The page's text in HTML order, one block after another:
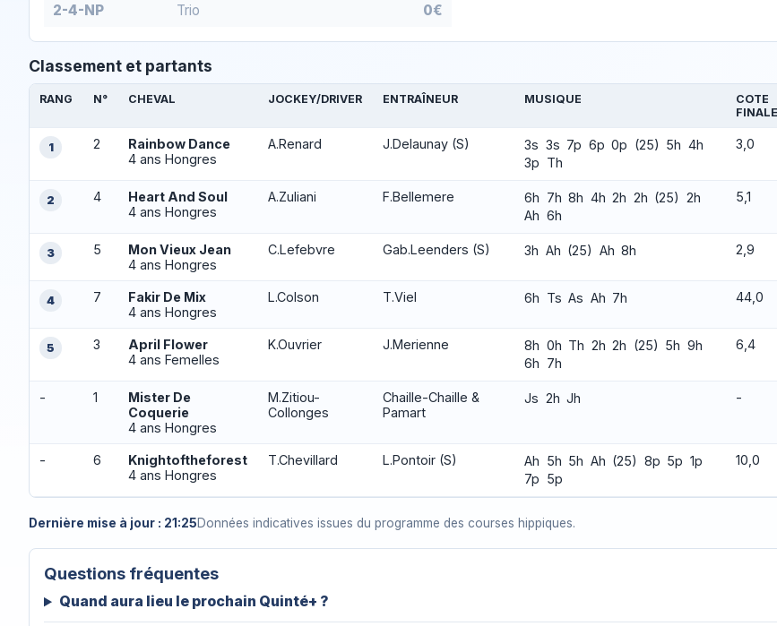
2-4-NP
Trio 0€
Classement et partants
RANG N° CHEVAL JOCKEY/DRIVER ENTRAÎNEUR MUSIQUE
COTE
FINALE
1 2
Rainbow Dance
4 ans Hongres
A.Renard J.Delaunay (S)
3s 3s 7p 6p 0p (25) 5h 4h
3p Th
3,0
2 4
Heart And Soul
4 ans Hongres
A.Zuliani F.Bellemere
6h 7h 8h 4h 2h 2h (25) 2h
Ah 6h
5,1
3 5
Mon Vieux Jean
4 ans Hongres
C.Lefebvre Gab.Leenders (S) 3h Ah (25) Ah 8h 2,9
4 7
Fakir De Mix
4 ans Hongres
L.Colson T.Viel 6h Ts As Ah 7h 44,0
5 3
April Flower
4 ans Femelles
K.Ouvrier J.Merienne
8h 0h Th 2h 2h (25) 5h 9h
6h 7h
6,4
- 1
Mister De
Coquerie
4 ans Hongres
M.Zitiou-
Collonges
Chaille-Chaille &
Pamart
Js 2h Jh -
- 6
Knightoftheforest
4 ans Hongres
T.Chevillard L.Pontoir (S)
Ah 5h 5h Ah (25) 8p 5p 1p
7p 5p
10,0
Dernière mise à jour : 21:25Données indicatives issues du programme des courses hippiques.
Questions fréquentes
Quand aura lieu le prochain Quinté+ ?